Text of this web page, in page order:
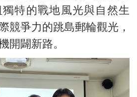
特的戰地風光與自然生
競爭力的跳島郵輪觀光，
開闢新路。